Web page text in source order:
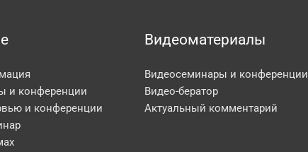
и конференции
и конференции
Видеоматериалы
Видеосеминары и конференции
Видео-бератор
Актуальный комментарий